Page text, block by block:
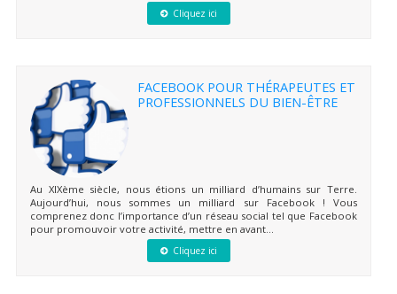
Cliquez ici
FACEBOOK POUR THÉRAPEUTES ET
PROFESSIONNELS DU BIEN-ÊTRE
Au XIXème siècle, nous étions un milliard d’humains sur Terre.
Aujourd’hui, nous sommes un milliard sur Facebook ! Vous
comprenez donc l’importance d’un réseau social tel que Facebook
pour promouvoir votre activité, mettre en avant...
Cliquez ici